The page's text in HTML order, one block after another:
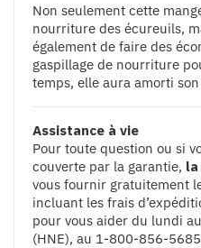
Non seulement cette
nourriture des écureuils,
également de faire des
gaspillage de nourriture
temps, elle aura amorti
Assistance à vie
Pour toute question ou si
couverte par la garantie, la
vous fournir gratuitement
incluant les frais
pour vous aider du lundi
(HNE), au 1-800-856-